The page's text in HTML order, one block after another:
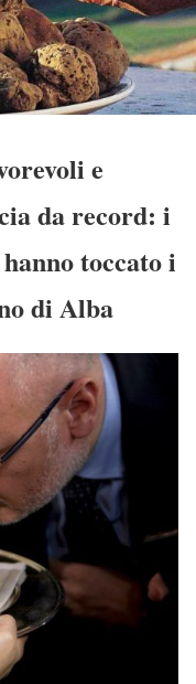
e
da record: i
toccato i
di Alba